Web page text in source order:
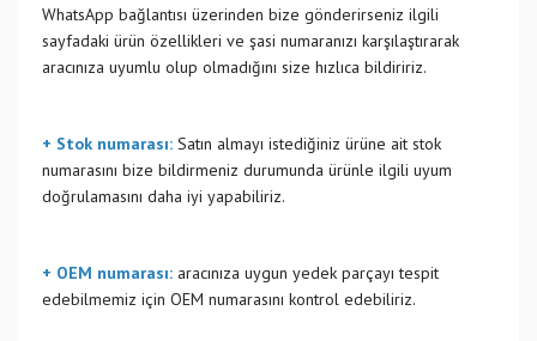
WhatsApp bağlantısı üzerinden bize gönderirseniz ilgili
sayfadaki ürün özellikleri ve şasi numaranızı karşılaştırarak
aracınıza uyumlu olup olmadığını size hızlıca bildiririz.
+ Stok numarası: Satın almayı istediğiniz ürüne ait stok
numarasını bize bildirmeniz durumunda ürünle ilgili uyum
doğrulamasını daha iyi yapabiliriz.
+ OEM numarası: aracınıza uygun yedek parçayı tespit
edebilmemiz için OEM numarasını kontrol edebiliriz.